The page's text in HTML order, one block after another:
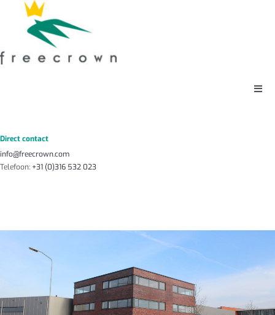
Tools & Technology
Direct contact
info@freecrown.com
Telefoon: +31 (0)316 532 023